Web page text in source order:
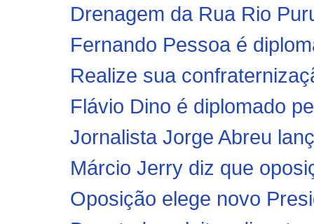
Drenagem da Rua Rio
Fernando Pessoa é
Realize sua
Flávio Dino é diplomado
Jornalista Jorge Abreu
Márcio Jerry diz que
Oposição elege novo